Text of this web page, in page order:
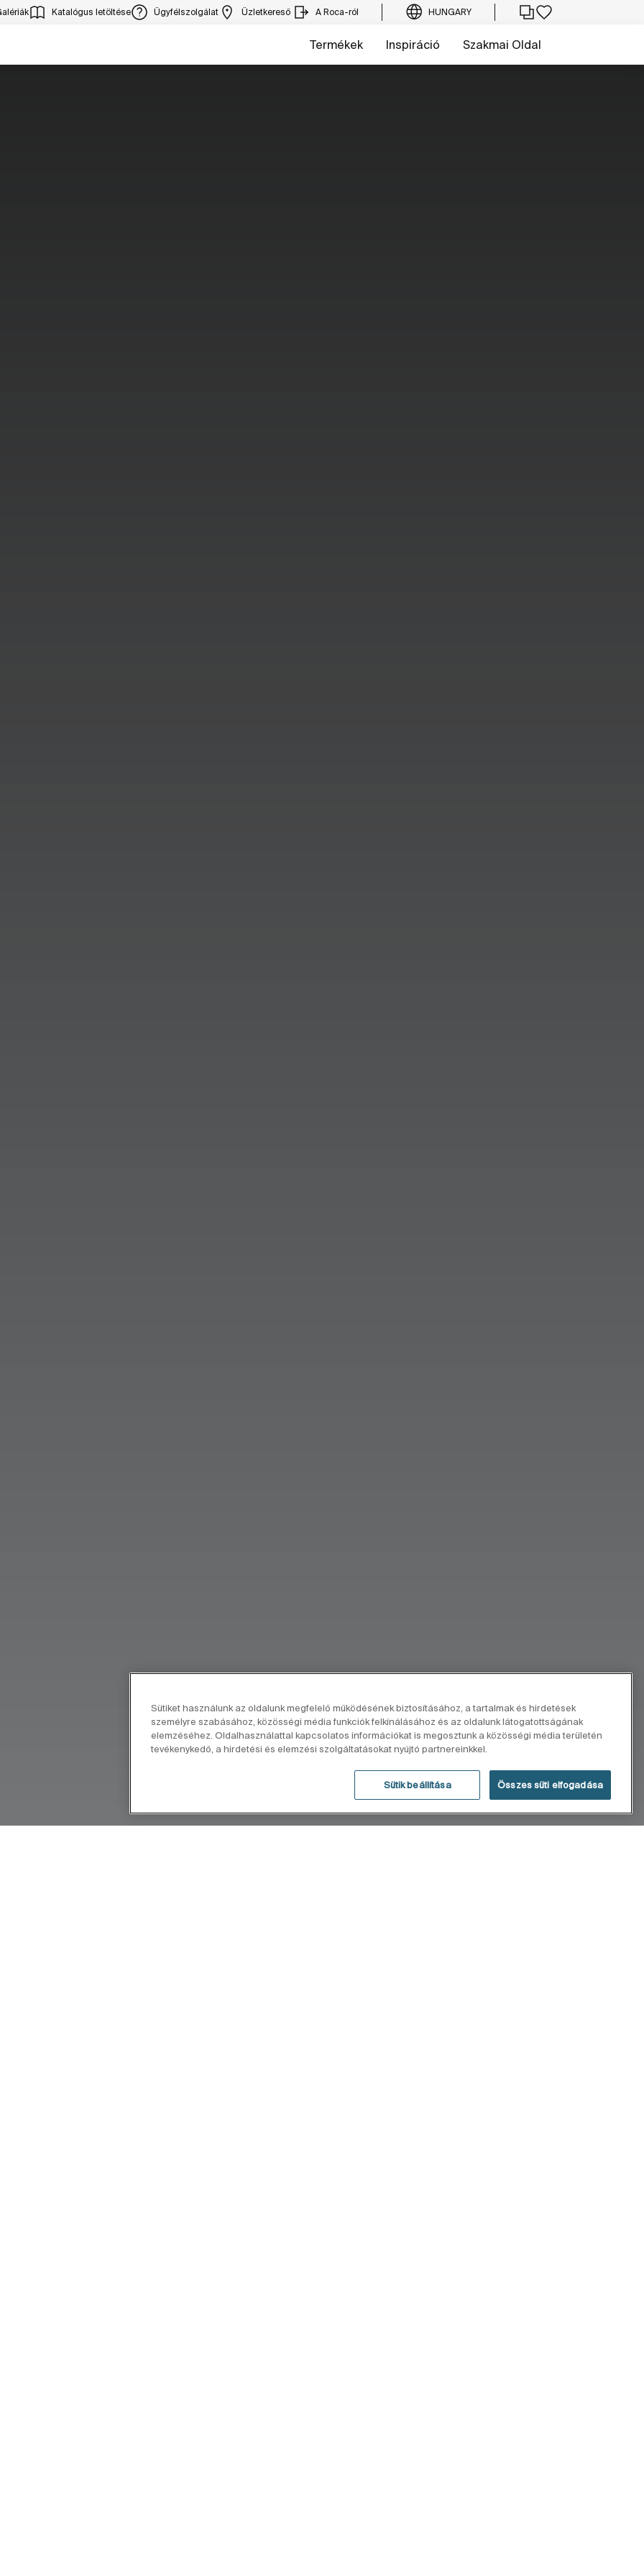
Katalógus letöltése Ügyfélszolgálat Üzletkereső A Roca-ról HUNGARY
Termékek Inspiráció Szakmai Oldal
Sütiket használunk az oldalunk megfelelő működésének biztosításához, a tartalmak és hirdetések
személyre szabásához, közösségi média funkciók felkínálásához és az oldalunk látogatottságának
elemzéséhez. Oldalhasználattal kapcsolatos információkat is megosztunk a közösségi média területén
tevékenykedő, a hirdetési és elemzési szolgáltatásokat nyújtó partnereinkkel.
Sütik beállítása Összes süti elfogadása